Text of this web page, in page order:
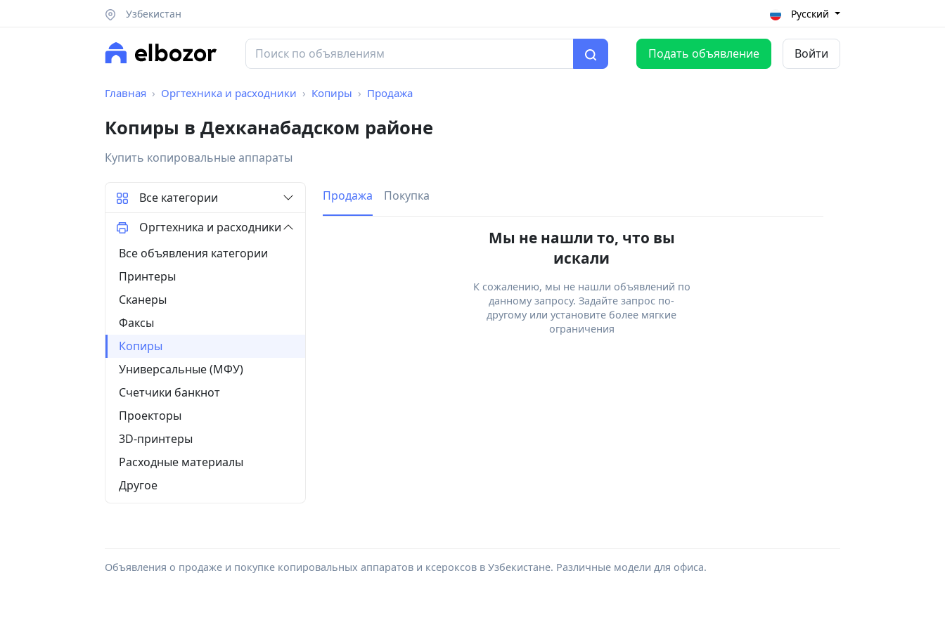
Узбекистан Русский
Подать объявление Войти
Главная Оргтехника и расходники Копиры Продажа
Копиры в Дехканабадском районе
Купить копировальные аппараты
Продажа Покупка
Мы не нашли то, что вы
искали
К сожалению, мы не нашли объявлений по
данному запросу. Задайте запрос по-
другому или установите более мягкие
ограничения
Все категории
Оргтехника и расходники
Все объявления категории
Принтеры
Сканеры
Факсы
Копиры
Универсальные (МФУ)
Счетчики банкнот
Проекторы
3D-принтеры
Расходные материалы
Другое
Объявления о продаже и покупке копировальных аппаратов и ксероксов в Узбекистане. Различные модели для офиса.